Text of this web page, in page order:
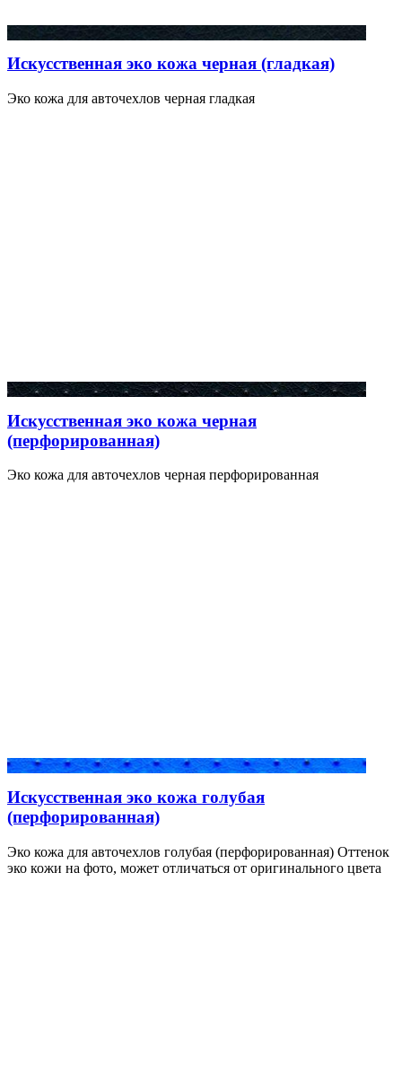
Искусственная эко кожа черная (гладкая)
Эко кожа для авточехлов черная гладкая
Искусственная эко кожа черная
(перфорированная)
Эко кожа для авточехлов черная перфорированная
Искусственная эко кожа голубая
(перфорированная)
Эко кожа для авточехлов голубая (перфорированная) Оттенок
эко кожи на фото, может отличаться от оригинального цвета